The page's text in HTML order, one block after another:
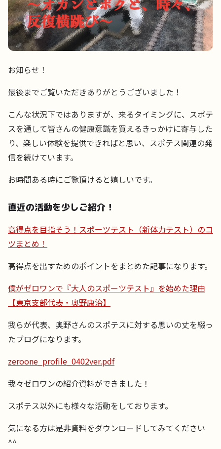
お知らせ！
最後までご覧いただきありがとうございました！
こんな状況下ではありますが、来るタイミングに、スポテ
スを通して皆さんの健康意識を買えるきっかけに寄与した
り、楽しい体験を提供できればと思い、スポテス関連の発
信を続けています。
お時間ある時にご覧頂けると嬉しいです。
直近の活動を少しご紹介！
高得点を目指そう！スポーツテスト（新体力テスト）のコ
ツまとめ！
高得点を出すためのポイントをまとめた記事になります。
僕がゼロワンで『大人のスポーツテスト』を始めた理由
【東京支部代表・奥野康治】
我らが代表、奥野さんのスポテスに対する思いの丈を綴っ
たブログになります。
zeroone_profile_0402ver.pdf
我々ゼロワンの紹介資料ができました！
スポテス以外にも様々な活動をしております。
気になる方は是非資料をダウンロードしてみてください
^^